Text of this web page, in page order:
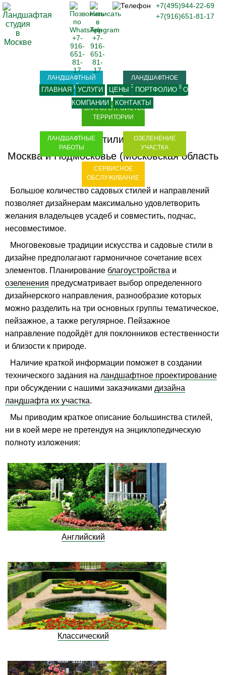
Садовые стили в дизайне
Москва и Подмосковье (Московская область
- МО)
Большое количество садовых стилей и направлений
позволяет дизайнерам максимально удовлетворить
желания владельцев усадеб и совместить, подчас,
несовместимое.
Многовековые традиции искусства и садовые стили в
дизайне предполагают гармоничное сочетание всех
элементов. Планирование благоустройства и
озеленения предусматривает выбор определенного
дизайнерского направления, разнообразие которых
можно разделить на три основных группы тематическое,
пейзажное, а также регулярное. Пейзажное
направление подойдёт для поклонников естественности
и близости к природе.
Наличие краткой информации поможет в создании
технического задания на ландшафтное проектирование
при обсуждении с нашими заказчиками дизайна
ландшафта их участка.
Мы приводим краткое описание большинства стилей,
ни в коей мере не претендуя на энциклопедическую
полноту изложения:
Английский
Классический
+7(495)944-22-69
+7(916)651-81-17
ГЛАВНАЯ УСЛУГИ ЦЕНЫ ПОРТФОЛИО
О
КОМПАНИИ
КОНТАКТЫ
ЛАНДШАФТНЫЙ
ДИЗАЙН
ЛАНДШАФТНОЕ
ПРОЕКТИРОВАНИЕ
БЛАГОУСТРОЙСТВО
ТЕРРИТОРИИ
ЛАНДШАФТНЫЕ
РАБОТЫ
ОЗЕЛЕНЕНИЕ
УЧАСТКА
СЕРВИСНОЕ
ОБСЛУЖИВАНИЕ